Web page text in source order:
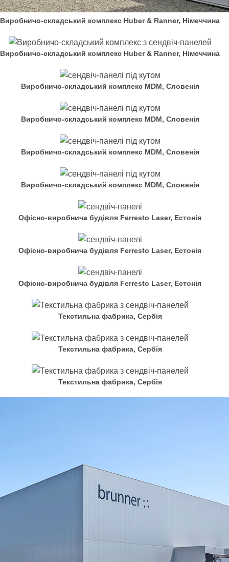
Виробничо-складський комплекс Huber & Ranner, Німеччина
Виробничо-складський комплекс Huber & Ranner, Німеччина
Виробничо-складський комплекс MDM, Словенія
Виробничо-складський комплекс MDM, Словенія
Виробничо-складський комплекс MDM, Словенія
Виробничо-складський комплекс MDM, Словенія
Офісно-виробнича будівля Ferresto Laser, Естонія
Офісно-виробнича будівля Ferresto Laser, Естонія
Офісно-виробнича будівля Ferresto Laser, Естонія
Текстильна фабрика, Сербія
Текстильна фабрика, Сербія
Текстильна фабрика, Сербія